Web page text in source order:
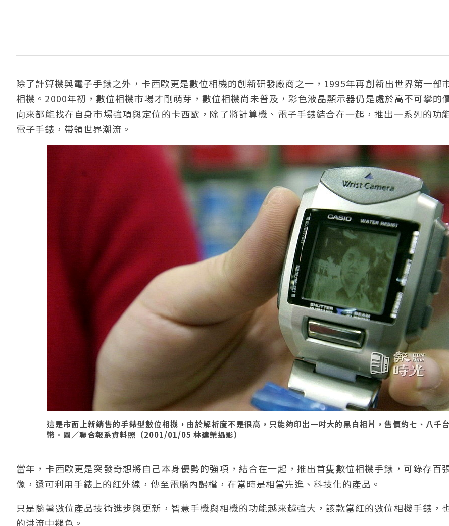
除了計算機與電子手錶之外，卡西歐更是數位相機的創新研發廠商之一，1995年再創新出世界第一部
相機。2000年初，數位相機市場才剛萌芽，數位相機尚未普及，彩色液晶顯示器仍是處於高不可攀的
向來都能找在自身市場強項與定位的卡西歐，除了將計算機、電子手錶結合在一起，推出一系列的功
電子手錶，帶領世界潮流。
這是市面上新銷售的手錶型數位相機，由於解析度不是很高，只能夠印出一吋大的黑白相片，售價約七、八千台
幣。圖／聯合報系資料照（2001/01/05 林建榮攝影）
當年，卡西歐更是突發奇想將自己本身優勢的強項，結合在一起，推出首隻數位相機手錶，可錄存百
像，還可利用手錶上的紅外線，傳至電腦內歸檔，在當時是相當先進、科技化的產品。
只是隨著數位產品技術進步與更新，智慧手機與相機的功能越來越強大，該款當紅的數位相機手錶，
的洪流中褪色。